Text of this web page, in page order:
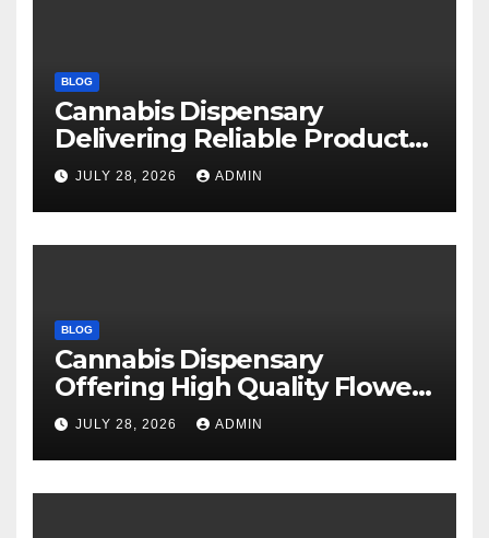
BLOG
Cannabis Dispensary
Delivering Reliable Products
Every Time
JULY 28, 2026 ADMIN
BLOG
Cannabis Dispensary
Offering High Quality Flower
Selections
JULY 28, 2026 ADMIN